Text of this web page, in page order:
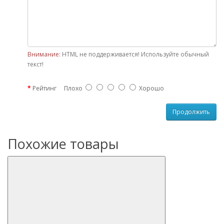
Внимание: HTML не поддерживается! Используйте обычный
текст!
Рейтинг Плохо Хорошо
Продолжить
Похожие товары